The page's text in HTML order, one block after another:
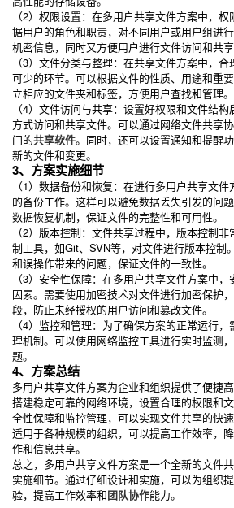
（2）权限设置：在多用户共享文件方案中，
据用户的角色和职责，对不同用户或用户组进
机密信息，同时又方便用户进行文件访问和共享
（3）文件分类与整理：在共享文件方案中，
可少的环节。可以根据文件的性质、用途和重
立相应的文件夹和标签，方便用户查找和管理。
（4）文件访问与共享：设置好权限和文件结
方式访问和共享文件。可以通过网络文件共享
门的共享软件。同时，还可以设置通知和提醒
新的文件和变更。
3、方案实施细节
（1）数据备份和恢复：在进行多用户共享文
的备份工作。这样可以避免数据丢失引发的问
数据恢复机制，保证文件的完整性和可用性。
（2）版本控制：文件共享过程中，版本控制
制工具，如Git、SVN等，对文件进行版本控制
和误操作带来的问题，保证文件的一致性。
（3）安全性保障：在多用户共享文件方案中
因素。需要使用加密技术对文件进行加密保护
段，防止未经授权的用户访问和篡改文件。
（4）监控和管理：为了确保方案的正常运行
理机制。可以使用网络监控工具进行实时监测
题。
4、方案总结
多用户共享文件方案为企业和组织提供了便捷
搭建稳定可靠的网络环境，设置合理的权限和
全性保障和监控管理，可以实现文件共享的快
适用于各种规模的组织，可以提高工作效率，
作和信息共享。
总之，多用户共享文件方案是一个全新的文件
实施细节。通过仔细设计和实施，可以为组织
验，提高工作效率和团队协作能力。